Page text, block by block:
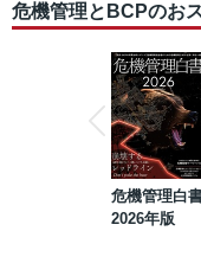
危機管理とBCPのお
危機管理白
2026年版